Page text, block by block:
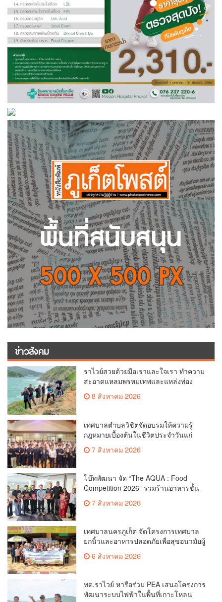
ข่าวสังคม
ราไวย์สวยด้วยมือเราและใจเรา ทำความ
สะอาดแหลมพรหมเทพและแหล่งท่อง
เที่ยว8 สิงหาคม 2026
เทศบาลตำบลวิชิตจัดอบรมให้ความรู้
กฎหมายเบื้องต้นในชีวิตประจำวันแก่
7 สิงหาคม 2026
โบ๊ทพัฒนา จัด “The AQUA : Food
Competition 2026” รวมร้านอาหารชั้น
ศักยภาพ Food Destination ย่านเชิงทะเล
7 สิงหาคม 2026
เทศบาลนครภูเก็ต จัดโครงการเทศบาล
ยกนิ้วและอาหารปลอดภัยเพื่อสุขอนามัยผู้
บริโภค
6 สิงหาคม 2026
ทต.ราไวย์ หารือร่วม PEA เสนอโครงการ
พัฒนาระบบไฟฟ้าในพื้นที่เกาะโหลน